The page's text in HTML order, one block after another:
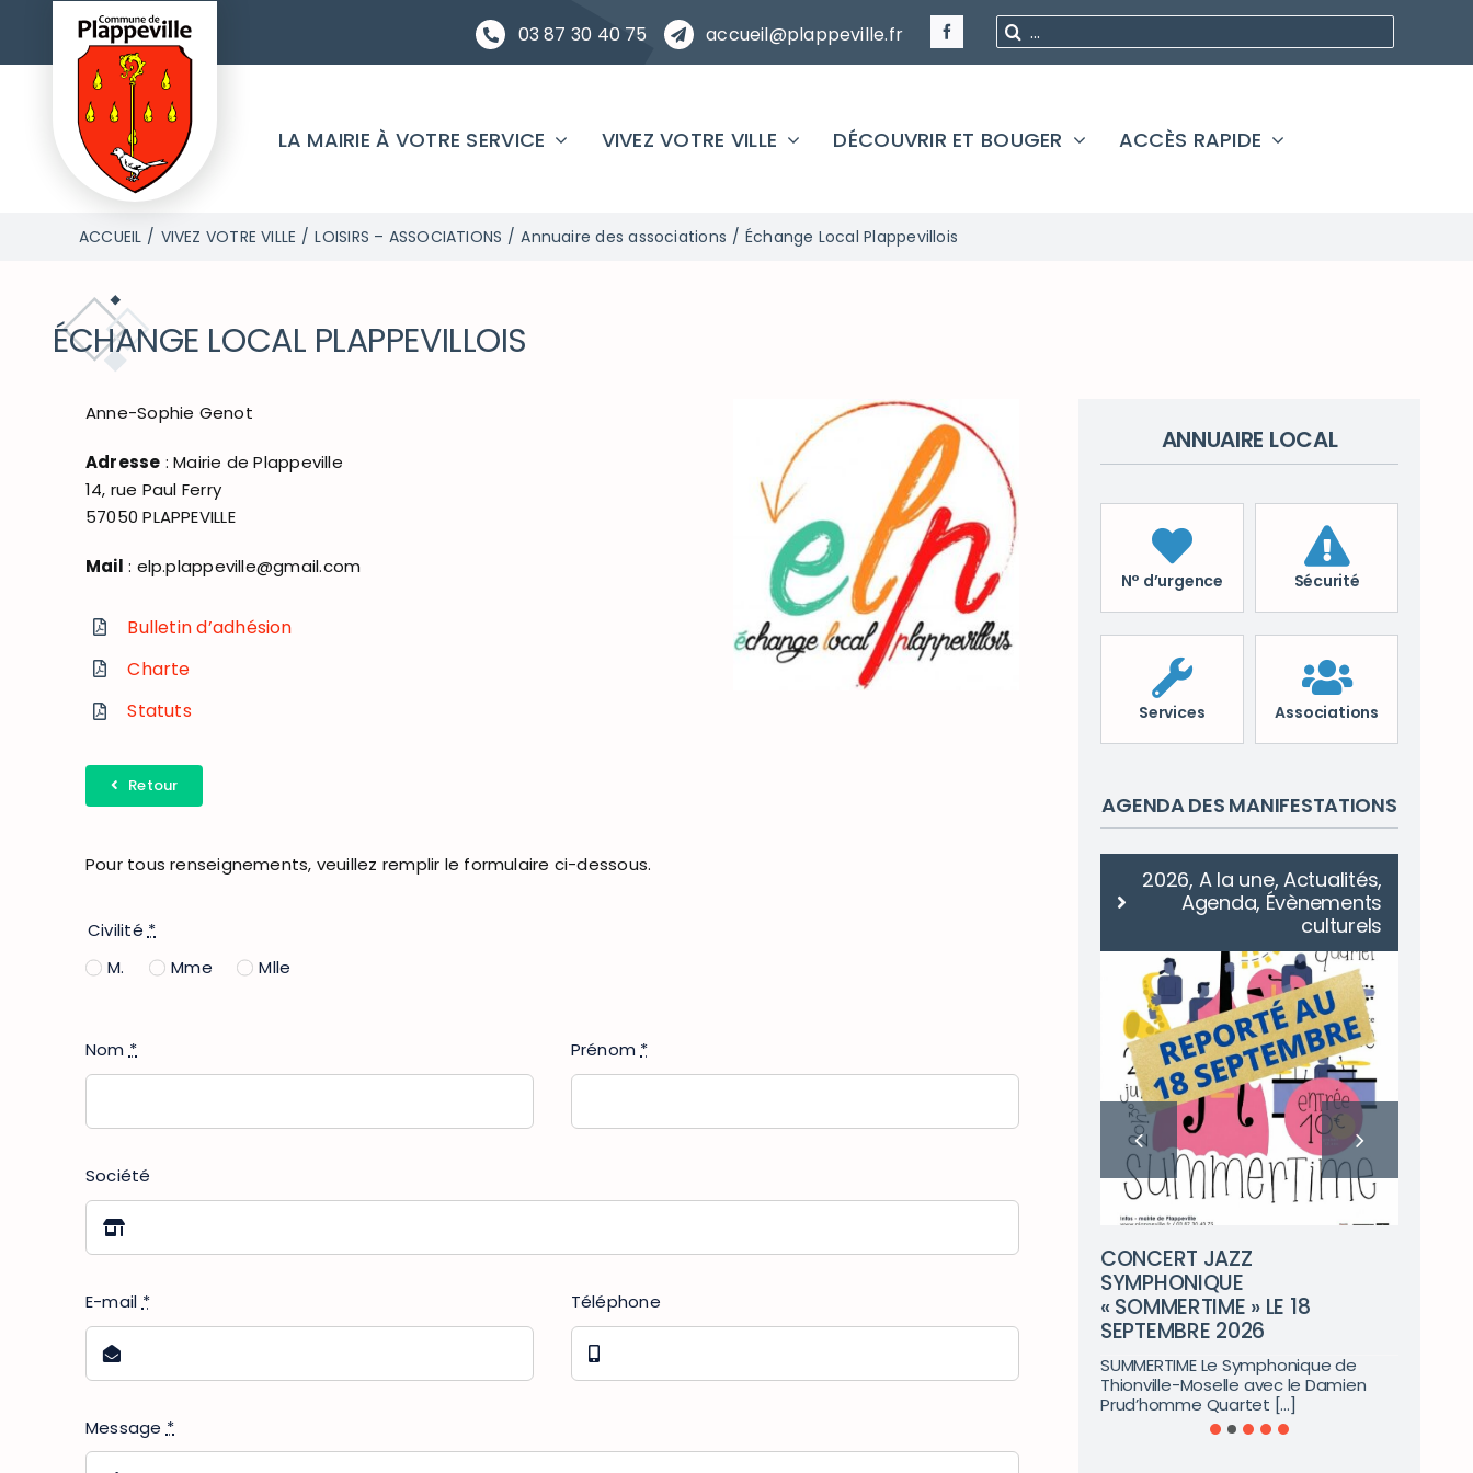
contenu
03 87 30 40 75 accueil@plappeville.fr
Rechercher
:
LA MAIRIE À VOTRE SERVICE VIVEZ VOTRE VILLE DÉCOUVRIR ET BOUGER ACCÈS RAPIDE
ACCUEIL VIVEZ VOTRE VILLE LOISIRS – ASSOCIATIONS Annuaire des associations Échange Local Plappevillois
ÉCHANGE LOCAL PLAPPEVILLOIS
Anne-Sophie Genot
Adresse : Mairie de Plappeville
14, rue Paul Ferry
57050 PLAPPEVILLE
Mail : elp.plappeville@gmail.com
Bulletin d’adhésion
Charte
Statuts
Retour
Pour tous renseignements, veuillez remplir le formulaire ci-dessous.
Civilité *
M.
Mme Mlle
Nom* Prénom*
Société
E-mail * Téléphone
Message *
ANNUAIRE LOCAL
N° d’urgence Sécurité
Services Associations
AGENDA DES MANIFESTATIONS
Tous les mardis, de 16h à 19h, parking
2026, A la une, Actualités,
Agenda, Évènements
culturels
CONCERT JAZZ
SYMPHONIQUE
« SOMMERTIME » LE 18
SEPTEMBRE 2026
SUMMERTIME Le Symphonique de
Thionville-Moselle avec le Damien
Prud’homme Quartet [...]